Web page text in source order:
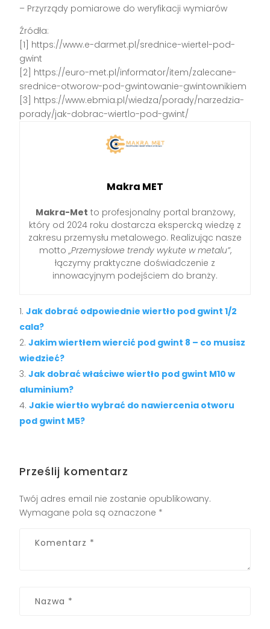
– Przyrządy pomiarowe do weryfikacji wymiarów
Źródła:
[1] https://www.e-darmet.pl/srednice-wiertel-pod-
gwint
[2] https://euro-met.pl/informator/item/zalecane-
srednice-otworow-pod-gwintowanie-gwintownikiem
[3] https://www.ebmia.pl/wiedza/porady/narzedzia-
porady/jak-dobrac-wiertlo-pod-gwint/
Makra MET
Makra-Met to profesjonalny portal branżowy,
który od 2024 roku dostarcza ekspercką wiedzę z
zakresu przemysłu metalowego. Realizując nasze
motto„Przemysłowe trendy wykute w metalu”,
łączymy praktyczne doświadczenie z
innowacyjnym podejściem do branży.
Jak dobrać odpowiednie wiertło pod gwint 1/2
cala?
Jakim wiertłem wiercić pod gwint 8 – co musisz
wiedzieć?
Jak dobrać właściwe wiertło pod gwint M10 w
aluminium?
Jakie wiertło wybrać do nawiercenia otworu
pod gwint M5?
Prześlij komentarz
Twój adres email nie zostanie opublikowany.
Wymagane pola są oznaczone *